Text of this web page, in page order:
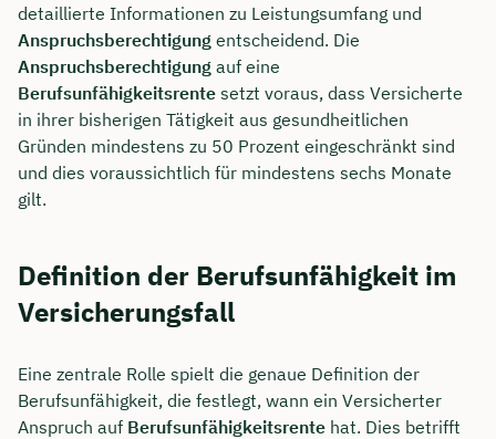
detaillierte Informationen zu Leistungsumfang und
Anspruchsberechtigung entscheidend. Die
Anspruchsberechtigung auf eine
Berufsunfähigkeitsrente setzt voraus, dass Versicherte
in ihrer bisherigen Tätigkeit aus gesundheitlichen
Gründen mindestens zu 50 Prozent eingeschränkt sind
und dies voraussichtlich für mindestens sechs Monate
gilt.
Definition der Berufsunfähigkeit im
Versicherungsfall
Eine zentrale Rolle spielt die genaue Definition der
Berufsunfähigkeit, die festlegt, wann ein Versicherter
Anspruch auf Berufsunfähigkeitsrente hat. Dies betrifft